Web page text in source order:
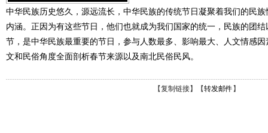
中华民族历史悠久，源远流长，中华民族的传统节日凝聚着我们的民
内涵。正因为有这些节日，他们也就成为我们国家的统一，民族的团
节，是中华民族最重要的节日，参与人数最多、影响最大、人文情感
文和民俗角度全面剖析春节来源以及南北民俗民风。
【复制链接】【转发邮件 】